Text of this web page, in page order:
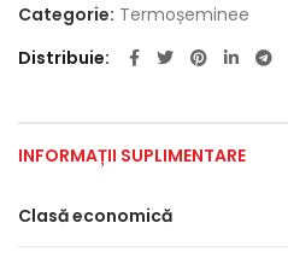
Categorie: Termoșeminee
Distribuie
INFORMAȚII SUPLIMENTARE
Clasă economică